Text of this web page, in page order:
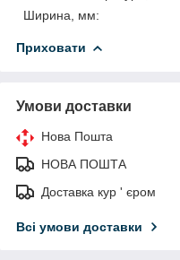
Ширина, мм:
Приховати
Умови доставки
Нова Пошта
НОВА ПОШТА
Доставка кур ' єром
Всі умови доставки